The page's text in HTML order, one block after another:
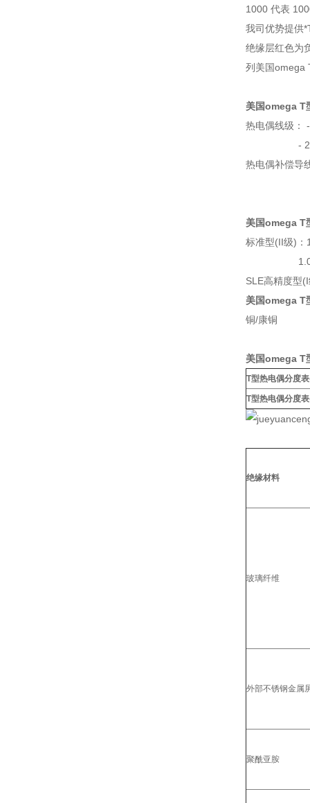
1000 代表
我司优势提供
绝缘层红色为
列美国omega
美国omega T
热电偶线级：
- 200
热电偶补偿导
美国omega T
标准型(II级)：
1.0℃ 或
SLE高精度型
美国omega T
铜/康铜
美国omega T
T型热电偶分度
T型热电偶分度
绝缘材料
玻璃纤维
外部不锈钢金属
聚酰亚胺